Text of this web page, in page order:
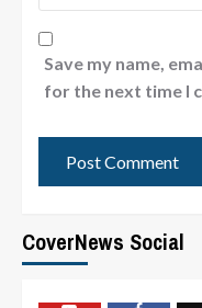
Save my name,
for the next time I
CoverNews Social